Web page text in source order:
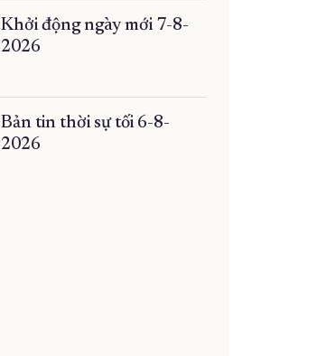
Khởi động ngày mới 7-8-
2026
Bản tin thời sự tối 6-8-
2026